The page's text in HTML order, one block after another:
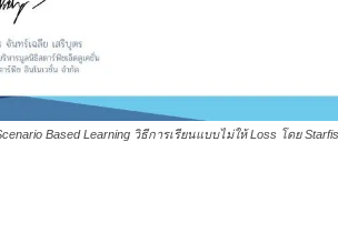
Based Learning วิธีการเรียนแบบไม่ให้ Loss โดย